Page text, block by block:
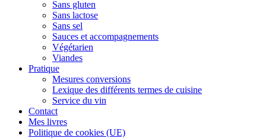
Sans gluten
Sans lactose
Sans sel
Sauces et accompagnements
Végétarien
Viandes
Pratique
Mesures conversions
Lexique des différents termes de cuisine
Service du vin
Contact
Mes livres
Politique de cookies (UE)